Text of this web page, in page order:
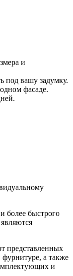
и
под вашу задумку.
фасаде.
более быстрого
представленных
фурнитуре, а также
и